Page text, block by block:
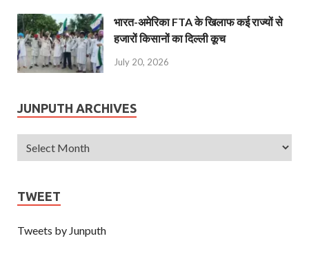
भारत-अमेरिका FTA के खिलाफ कई राज्यों से
हजारों किसानों का दिल्ली कूच
July 20, 2026
JUNPUTH ARCHIVES
TWEET
Tweets by Junputh